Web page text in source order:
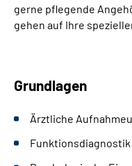
gerne pflegende
gehen auf Ihre
Grundlagen
Ärztliche
Funktionsdiagnostik